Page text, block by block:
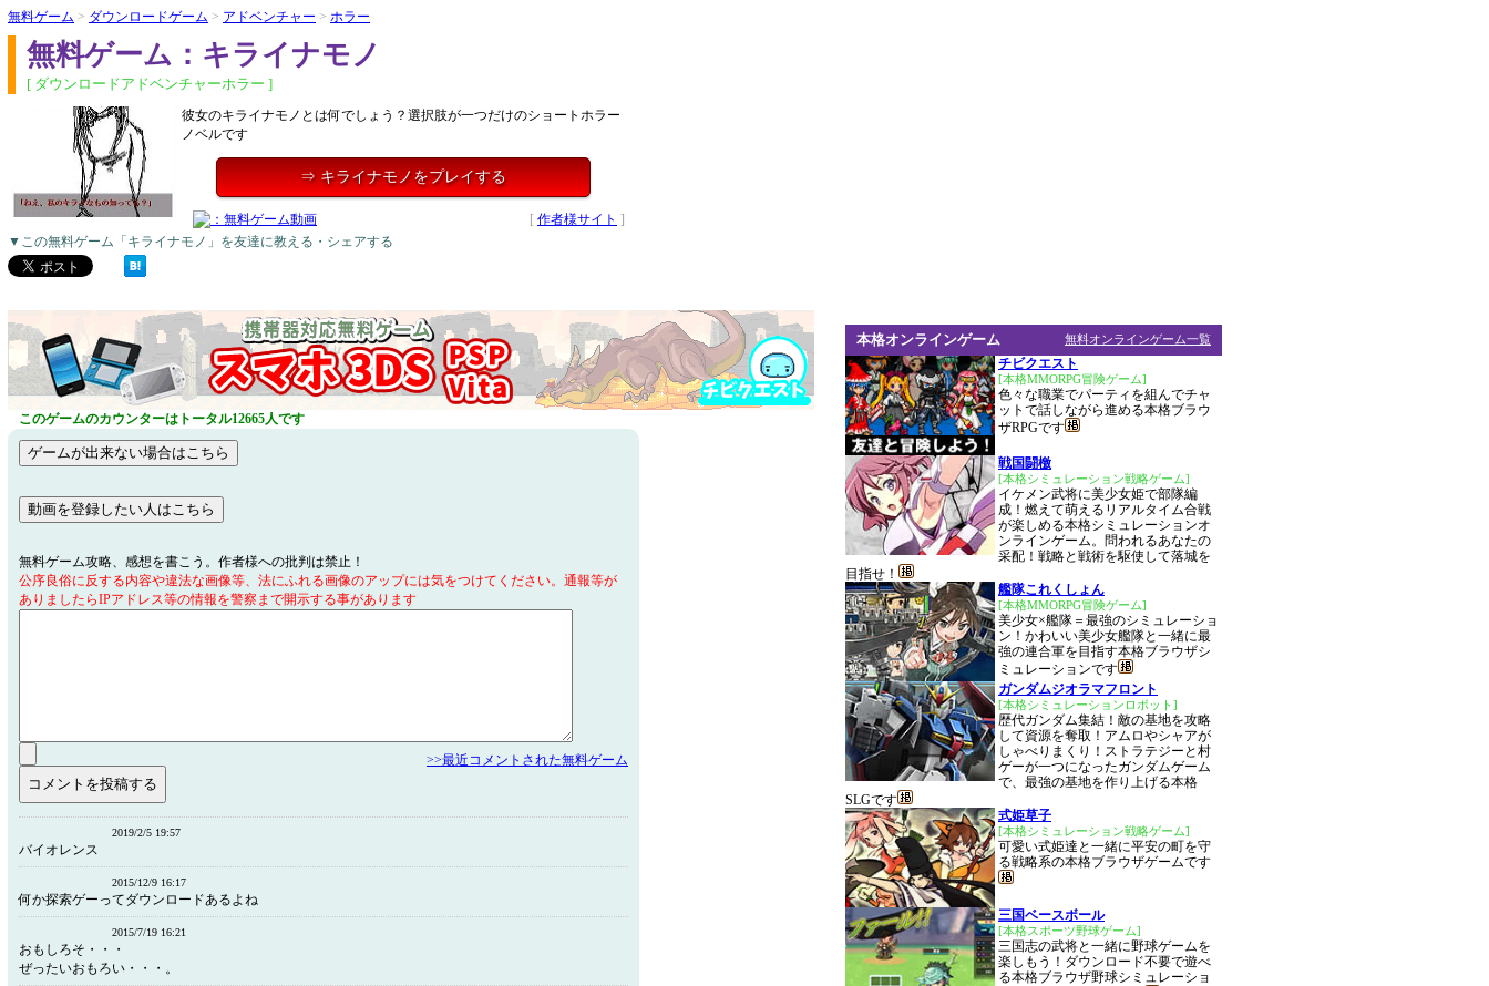
無料ゲーム > ダウンロードゲーム > アドベンチャー > ホラー
無料ゲーム：キライナモノ
[ ダウンロードアドベンチャーホラー ]
彼女のキライナモノとは何でしょう？選択肢が一つだけのショートホラー
ノベルです
⇒ キライナモノをプレイする
[ 作者様サイト ]
▼この無料ゲーム「キライナモノ」を友達に教える・シェアする
このゲームのカウンターはトータル12665人です
無料ゲーム攻略、感想を書こう。作者様への批判は禁止！
公序良俗に反する内容や違法な画像等、法にふれる画像のアップには気をつけてください。通報等が
ありましたらIPアドレス等の情報を警察まで開示する事があります
>>最近コメントされた無料ゲーム
2019/2/5 19:57
バイオレンス
2015/12/9 16:17
何か探索ゲーってダウンロードあるよね
2015/7/19 16:21
おもしろそ・・・
ぜったいおもろい・・・。
無料オンラインゲーム一覧
本格オンラインゲーム
チビクエスト
[本格MMORPG冒険ゲーム]
色々な職業でパーティを組んでチャ
ットで話しながら進める本格ブラウ
ザRPGです
戦国闘檄
[本格シミュレーション戦略ゲーム]
イケメン武将に美少女姫で部隊編
成！燃えて萌えるリアルタイム合戦
が楽しめる本格シミュレーションオ
ンラインゲーム。問われるあなたの
采配！戦略と戦術を駆使して落城を
目指せ！
艦隊これくしょん
[本格MMORPG冒険ゲーム]
美少女×艦隊＝最強のシミュレーショ
ン！かわいい美少女艦隊と一緒に最
強の連合軍を目指す本格ブラウザシ
ミュレーションです
ガンダムジオラマフロント
[本格シミュレーションロボット]
歴代ガンダム集結！敵の基地を攻略
して資源を奪取！アムロやシャアが
しゃべりまくり！ストラテジーと村
ゲーが一つになったガンダムゲーム
で、最強の基地を作り上げる本格
SLGです
式姫草子
[本格シミュレーション戦略ゲーム]
可愛い式姫達と一緒に平安の町を守
る戦略系の本格ブラウザゲームです
三国ベースボール
[本格スポーツ野球ゲーム]
三国志の武将と一緒に野球ゲームを
楽しもう！ダウンロード不要で遊べ
る本格ブラウザ野球シミュレーショ